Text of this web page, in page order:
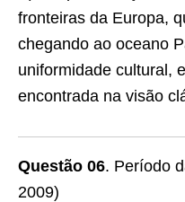
fronteiras da Europa,
chegando ao oceano
uniformidade cultural,
encontrada na visão
Questão 06. Período
2009)